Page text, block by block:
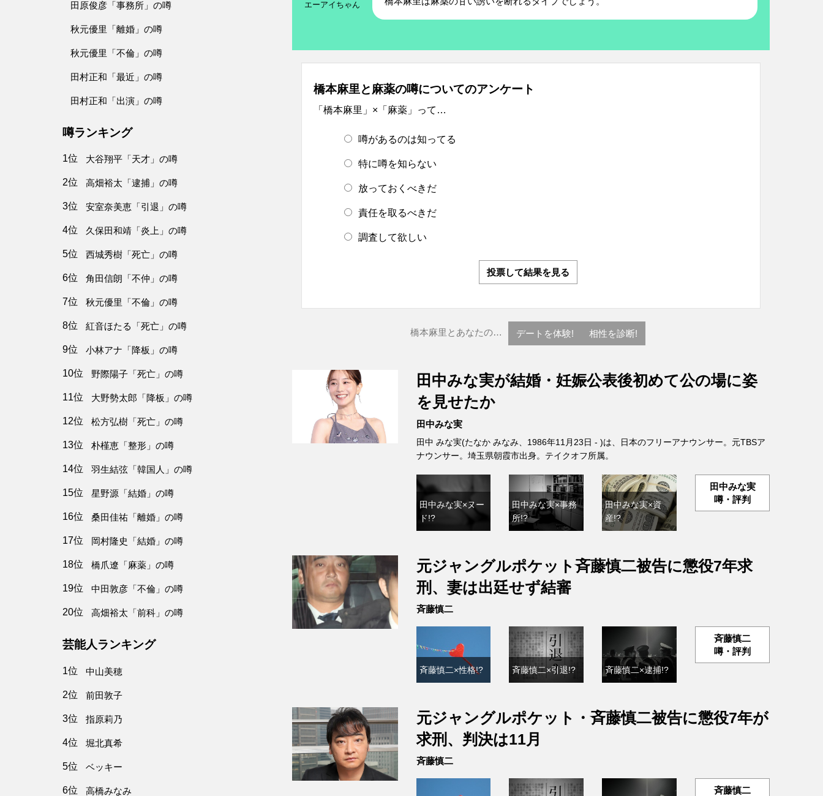
エーアイちゃん
橋本麻里と麻薬の噂についてのアンケート
「橋本麻里」×「麻薬」って…
噂があるのは知ってる
特に噂を知らない
放っておくべきだ
責任を取るべきだ
調査して欲しい
投票して結果を見る
橋本麻里とあなたの… デートを体験! 相性を診断!
田中みな実が結婚・妊娠公表後初めて公の場に姿
を見せたか
田中みな実
田中 みな実(たなか みなみ、1986年11月23日 - )は、日本のフリーアナウンサー。元TBSア
ナウンサー。埼玉県朝霞市出身。テイクオフ所属。
田中みな実×ヌー
ド!?
田中みな実×事務
所!?
田中みな実×資
産!?
田中みな実
噂・評判
元ジャングルポケット斉藤慎二被告に懲役7年求
刑、妻は出廷せず結審
斉藤慎二
斉藤慎二×性格!? 斉藤慎二×引退!? 斉藤慎二×逮捕!?
斉藤慎二
噂・評判
元ジャングルポケット・斉藤慎二被告に懲役7年が
求刑、判決は11月
斉藤慎二
斉藤慎二
田原俊彦「事務所」の噂
秋元優里「離婚」の噂
秋元優里「不倫」の噂
田村正和「最近」の噂
田村正和「出演」の噂
噂ランキング
1位 大谷翔平「天才」の噂
2位 高畑裕太「逮捕」の噂
3位 安室奈美恵「引退」の噂
4位 久保田和靖「炎上」の噂
5位 西城秀樹「死亡」の噂
6位 角田信朗「不仲」の噂
7位 秋元優里「不倫」の噂
8位 紅音ほたる「死亡」の噂
9位 小林アナ「降板」の噂
10位 野際陽子「死亡」の噂
11位 大野勢太郎「降板」の噂
12位 松方弘樹「死亡」の噂
13位 朴槿恵「整形」の噂
14位 羽生結弦「韓国人」の噂
15位 星野源「結婚」の噂
16位 桑田佳祐「離婚」の噂
17位 岡村隆史「結婚」の噂
18位 橋爪遼「麻薬」の噂
19位 中田敦彦「不倫」の噂
20位 高畑裕太「前科」の噂
芸能人ランキング
1位 中山美穂
2位 前田敦子
3位 指原莉乃
4位 堀北真希
5位 ベッキー
6位 高橋みなみ